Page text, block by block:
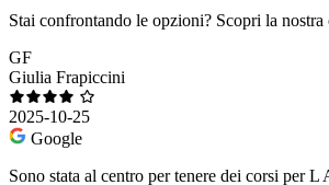
Stai confrontando le opzioni? Scopri la
GF
Giulia Frapiccini
2025-10-25
Google
Sono stata al centro per tenere dei corsi per